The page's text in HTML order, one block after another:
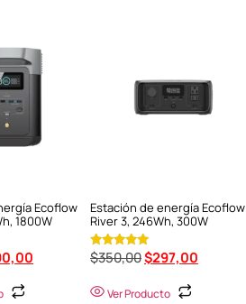
Ecoflow
1800W
Estación de energía Ecoflow
River 3, 246Wh, 300W
Valorado en
5.00
$350,00$297,00
Ver Producto